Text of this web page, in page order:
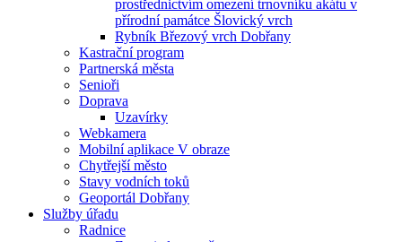
prostřednictvím omezení trnovníku akátu v
přírodní památce Šlovický vrch
Rybník Březový vrch Dobřany
Kastrační program
Partnerská města
Senioři
Doprava
Uzavírky
Webkamera
Mobilní aplikace V obraze
Chytřejší město
Stavy vodních toků
Geoportál Dobřany
Služby úřadu
Radnice